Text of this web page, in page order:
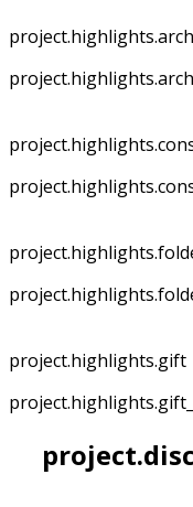
project.highlights.gift